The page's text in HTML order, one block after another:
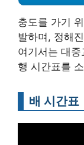
충도를 가기
발하며, 정해
여기서는 대
행 시간표를
배 시간표